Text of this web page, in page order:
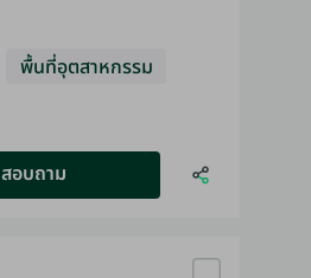
พื้นที่อุตสาหกรรม
สอบถาม